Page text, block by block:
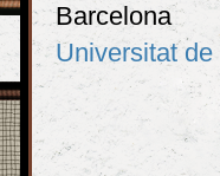
Barcelona
Universitat